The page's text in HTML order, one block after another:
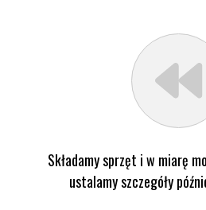
Składamy sprzęt i w miarę
ustalamy szczegóły